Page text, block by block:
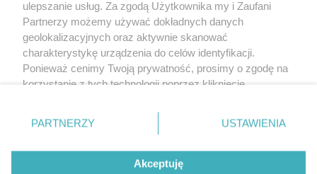
ulepszanie usług. Za zgodą Użytkownika my i Zaufani
Partnerzy możemy używać dokładnych danych
geolokalizacyjnych oraz aktywnie skanować
charakterystykę urządzenia do celów identyfikacji.
Ponieważ cenimy Twoją prywatność, prosimy o zgodę na
korzystanie z tych technologii poprzez kliknięcie
zmienić/wycofać klikając przycisk ustawień prywatności
znajdujący się w lewym dolnym rogu strony
rodzaje przetwarzania danych nie wymagają zgody
użytkownika, ale masz prawo sprzeciwić się takiemu
PARTNERZY USTAWIENIA
Akceptuję